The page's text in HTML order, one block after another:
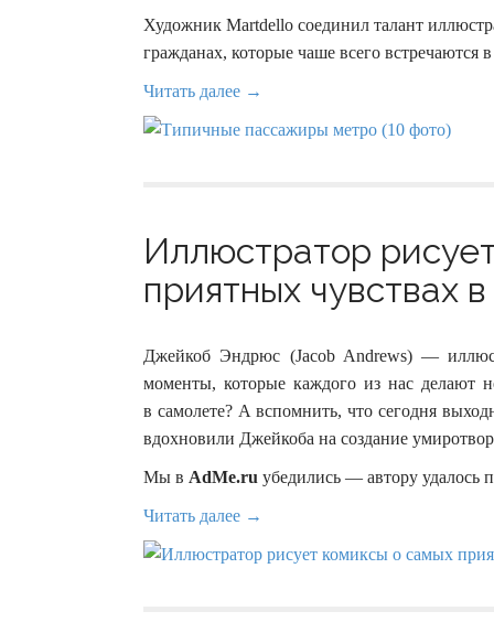
Художник Martdello соединил талант
гражданах, которые чаше всего встречаются
Читать далее →
Иллюстратор
приятных чувствах
Джейкоб Эндрюс (Jacob Andrews) —
моменты, которые каждого из нас делают
в самолете? А вспомнить, что сегодня
вдохновили Джейкоба на создание
Мы в AdMe.ru убедились — автору удалось
Читать далее →